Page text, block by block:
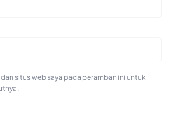
situs web saya pada peramban ini untuk